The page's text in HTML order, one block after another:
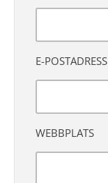
E-POSTADRESS
WEBBPLATS